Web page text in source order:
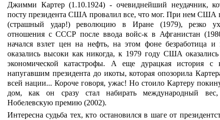
Джимми Картер (1.10.1924) - очевиднейший неудачник,
посту президента США провалил все, что мог. При нем США
(страшный удар!) революцию в Иране (1979), резко
отношения с СССР после ввода войс-к в Афганистан
начался взлет цен на нефть, на этом фоне безработица и
оказались высоки как никогда, к 1979 году США
экономической катастрофы. А еще дурацкая история с
напугавшим президента до икоты, которая опозорила
всей нации... Короче говоря, ужас! Но стоило Картеру
дом, как он сразу стал набирать международный
Нобелевскую премию (2002).
Интересна судьба тех, кто остановился в шаге от